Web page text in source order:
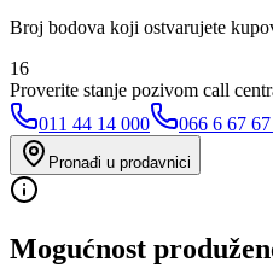
Broj bodova koji ostvarujete
16
Proverite stanje pozivom call
011 44 14 000
066 6 67
Pronađi u prodavnici
Mogućnost